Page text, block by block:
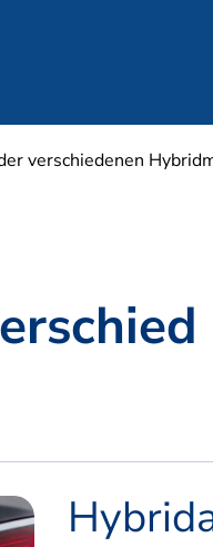
verschiedenen